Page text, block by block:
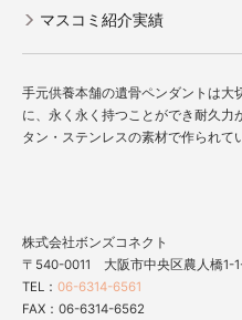
マスコミ紹介実績
手元供養本舗の遺骨ペンダントは大
に、永く永く持つことができ耐久力
タン・ステンレスの素材で作られて
株式会社ボンズコネクト
〒540-0011 大阪市中央区農人橋1-
TEL： 06-6314-6561
FAX：06-6314-6562